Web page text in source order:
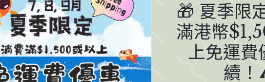
🎁 夏季限
滿港幣
上免運費
續！
想了解更多關於 DOD DAIKICHI TABLE 露營煮食枱 TB6-107-BK？請
Whatsapp 到+852 5503 4664 即時與我們聯絡。